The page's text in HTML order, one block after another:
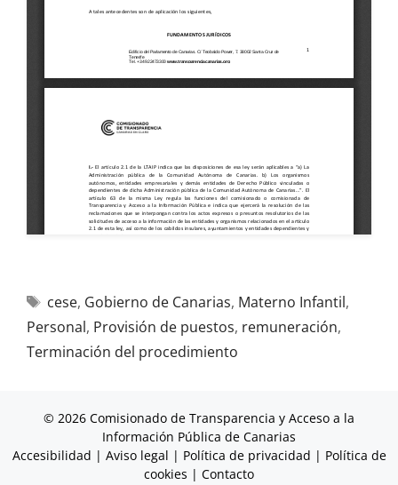
cese, Gobierno de Canarias, Materno Infantil,
Personal, Provisión de puestos, remuneración,
Terminación del procedimiento
© 2026 Comisionado de Transparencia y Acceso a la
Información Pública de Canarias
Accesibilidad | Aviso legal | Política de privacidad | Política de
cookies | Contacto